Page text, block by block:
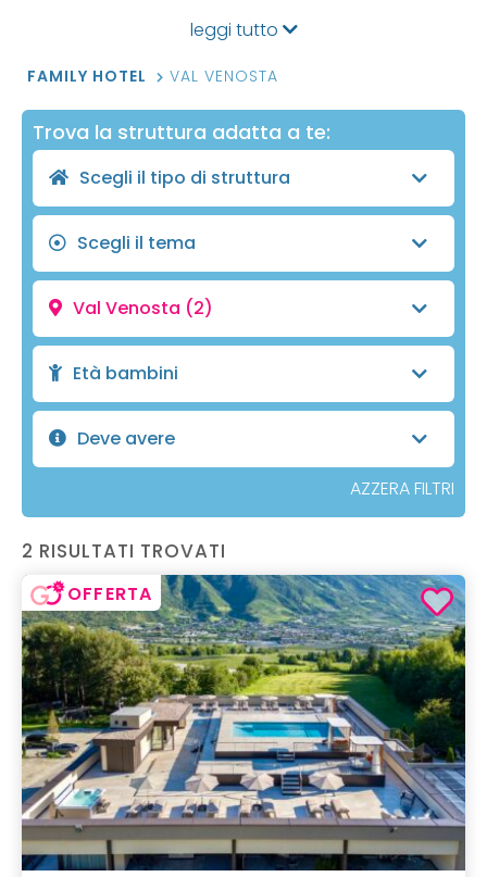
leggi tutto
FAMILY HOTEL VAL VENOSTA
Trova la struttura adatta a te:
Scegli il tipo di struttura
Scegli il tema
Val Venosta (2)
Età bambini
Deve avere
AZZERA FILTRI
2 RISULTATI TROVATI
OFFERTA